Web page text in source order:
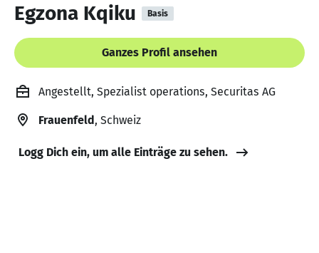
Egzona Kqiku Basis
Ganzes Profil ansehen
Angestellt, Spezialist operations, Securitas AG
Frauenfeld, Schweiz
Logg Dich ein, um alle Einträge zu sehen.